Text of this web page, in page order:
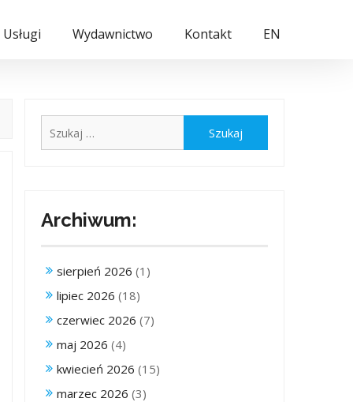
Usługi Wydawnictwo Kontakt EN
Archiwum:
sierpień 2026 (1)
lipiec 2026 (18)
czerwiec 2026 (7)
maj 2026 (4)
kwiecień 2026 (15)
marzec 2026 (3)